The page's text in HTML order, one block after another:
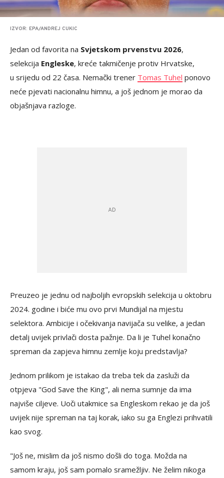
IZVOR: EPA/ANDREJ CUKIC
Jedan od favorita na Svjetskom prvenstvu 2026,
selekcija Engleske, kreće takmičenje protiv Hrvatske,
u srijedu od 22 časa. Nemački trener Tomas Tuhel ponovo
neće pjevati nacionalnu himnu, a još jednom je morao da
objašnjava razloge.
Preuzeo je jednu od najboljih evropskih selekcija u oktobru
2024. godine i biće mu ovo prvi Mundijal na mjestu
selektora. Ambicije i očekivanja navijača su velike, a jedan
detalj uvijek privlači dosta pažnje. Da li je Tuhel konačno
spreman da zapjeva himnu zemlje koju predstavlja?
Jednom prilikom je istakao da treba tek da zasluži da
otpjeva "God Save the King", ali nema sumnje da ima
najviše ciljeve. Uoči utakmice sa Engleskom rekao je da još
uvijek nije spreman na taj korak, iako su ga Englezi prihvatili
kao svog.
"Još ne, mislim da još nismo došli do toga. Možda na
samom kraju, još sam pomalo sramežljiv. Ne želim nikoga